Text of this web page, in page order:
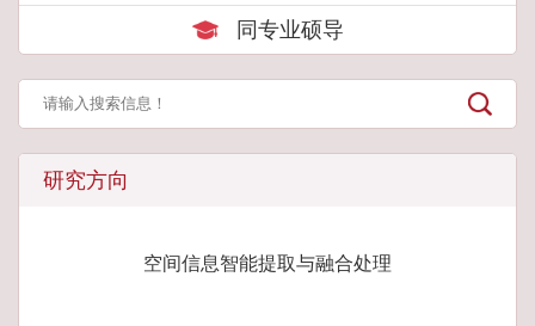
同专业硕导
研究方向
空间信息智能提取与融合处理